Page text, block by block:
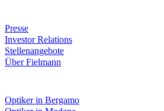
Presse
Investor Relations
Stellenangebote
Über Fielmann
Optiker in Bergamo